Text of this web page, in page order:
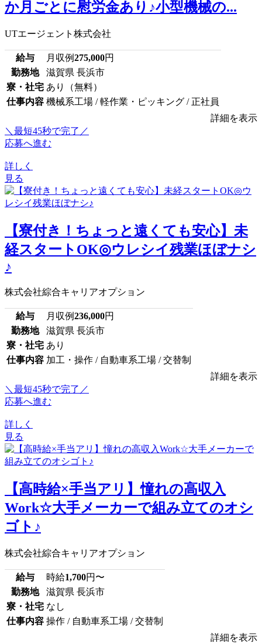
か月ごとに慰労金あり♪小型機械の...
UTエージェント株式会社
給与 月収例275,000円
勤務地
滋賀県 長浜市
寮・社宅 あり（無料）
仕事内容 機械系工場 / 軽作業・ピッキング / 正社員
詳細を表示
＼最短45秒で完了／
応募へ進む
詳しく
見る
【寮付き！ちょっと遠くても安心】未
経スタートOK◎ウレシイ残業ほぼナシ
♪
株式会社綜合キャリアオプション
給与 月収例236,000円
勤務地
滋賀県 長浜市
寮・社宅 あり
仕事内容 加工・操作 / 自動車系工場 / 交替制
詳細を表示
＼最短45秒で完了／
応募へ進む
詳しく
見る
【高時給×手当アリ】憧れの高収入
Work☆大手メーカーで組み立てのオシ
ゴト♪
株式会社綜合キャリアオプション
給与 時給1,700円〜
勤務地
滋賀県 長浜市
寮・社宅 なし
仕事内容 操作 / 自動車系工場 / 交替制
詳細を表示